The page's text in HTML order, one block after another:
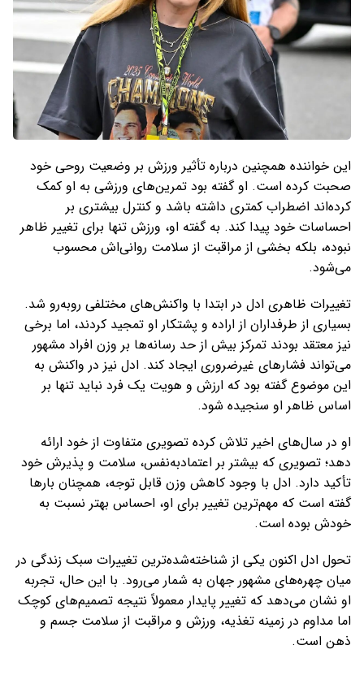
این خواننده همچنین درباره تأثیر ورزش بر وضعیت روحی خود
صحبت کرده است. او گفته بود تمرین‌های ورزشی به او کمک
کرده‌اند اضطراب کمتری داشته باشد و کنترل بیشتری بر
احساسات خود پیدا کند. به گفته او، ورزش تنها برای تغییر ظاهر
نبوده، بلکه بخشی از مراقبت از سلامت روانی‌اش محسوب
می‌شود.
تغییرات ظاهری ادل در ابتدا با واکنش‌های مختلفی روبه‌رو شد.
بسیاری از طرفداران از اراده و پشتکار او تمجید کردند، اما برخی
نیز معتقد بودند تمرکز بیش از حد رسانه‌ها بر وزن افراد مشهور
می‌تواند فشارهای غیرضروری ایجاد کند. ادل نیز در واکنش به
این موضوع گفته بود که ارزش و هویت یک فرد نباید تنها بر
اساس ظاهر او سنجیده شود.
او در سال‌های اخیر تلاش کرده تصویری متفاوت از خود ارائه
دهد؛ تصویری که بیشتر بر اعتمادبه‌نفس، سلامت و پذیرش خود
تأکید دارد. ادل با وجود کاهش وزن قابل توجه، همچنان بارها
گفته است که مهم‌ترین تغییر برای او، احساس بهتر نسبت به
خودش بوده است.
تحول ادل اکنون یکی از شناخته‌شده‌ترین تغییرات سبک زندگی در
میان چهره‌های مشهور جهان به شمار می‌رود. با این حال، تجربه
او نشان می‌دهد که تغییر پایدار معمولاً نتیجه تصمیم‌های کوچک
اما مداوم در زمینه تغذیه، ورزش و مراقبت از سلامت جسم و
ذهن است.